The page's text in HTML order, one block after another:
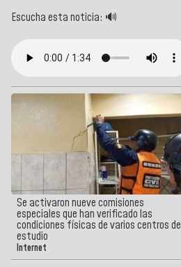
Escucha esta noticia: 🔊
Se activaron nueve comisiones
especiales que han verificado las
condiciones físicas de varios centros de
estudio
Internet